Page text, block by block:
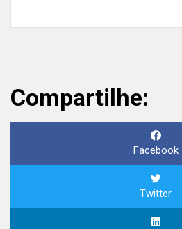
Compartilhe:
Facebook
Twitter